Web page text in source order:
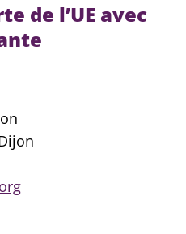
de l’UE avec